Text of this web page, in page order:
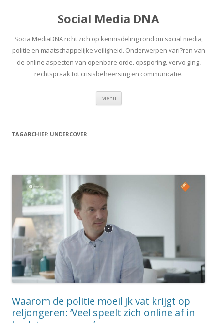
Social Media DNA
SocialMediaDNA richt zich op kennisdeling rondom social media,
politie en maatschappelijke veiligheid. Onderwerpen vari?ren van
de online aspecten van openbare orde, opsporing, vervolging,
rechtspraak tot crisisbeheersing en communicatie.
Menu Spring
inhoud
TAGARCHIEF: UNDERCOVER
Waarom de politie moeilijk vat krijgt op
reljongeren: ‘Veel speelt zich online af in